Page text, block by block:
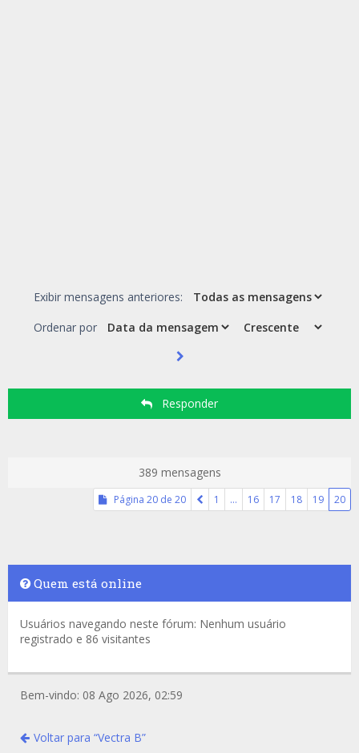
Exibir mensagens anteriores:
Ordenar por
Responder
389 mensagens
Página 20 de 20 1 … 16 17 18 19 20
Quem está online
Usuários navegando neste fórum: Nenhum usuário
registrado e 86 visitantes
Bem-vindo: 08 Ago 2026, 02:59
Voltar para “Vectra B”